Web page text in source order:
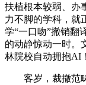
扶植根本较弱、办
力不脚的学科，就
学“一口吻”撤销翻
的动静惊动一时。
林院校自动拥抱AI！
客岁，裁撤范畴